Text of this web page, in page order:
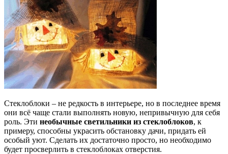
Стеклоблоки – не редкость в интерьере, но в последнее время
они всё чаще стали выполнять новую, непривычную для себя
роль. Эти необычные светильники из стеклоблоков, к
примеру, способны украсить обстановку дачи, придать ей
особый уют. Сделать их достаточно просто, но необходимо
будет просверлить в стеклоблоках отверстия.